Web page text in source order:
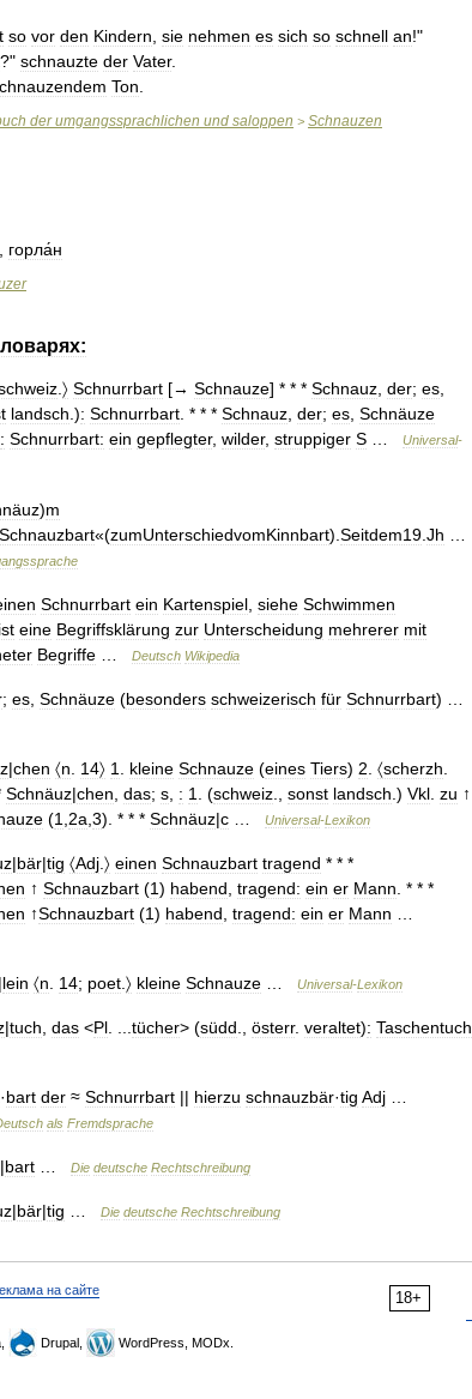
so vor den Kindern sie nehmen es sich so schnell an!"
?" schnauzte der Vater.
Ton
der umgangssprachlichen und saloppen > Schnauzen
горла́н
〉 Schnurrbart [→ Schnauze] * * * Schnauz der; es
landsch .): Schnurrbart . * * * Schnauz der; es Schnäuze
: Schnurrbart: ein gepflegter, wilder, struppiger S Universal-
)m
Schnauzbart«(zumUnterschiedvomKinnbart). Seitdem19 Jh
Schnurrbart ein Kartenspiel siehe Schwimmen
ist eine Begriffsklärung zur Unterscheidung mehrerer mit
Begriffe Deutsch Wikipedia
; es Schnäuze (besonders schweizerisch für Schnurrbart) …
|chen 〈n 14〉 1 kleine Schnauze (eines Tiers) 2 〈scherzh
Schnäuz|chen das; s : 1 . (schweiz sonst landsch .) Vkl zu ↑
(1 2a 3). * * * Schnäuz|c Universal-Lexikon
|bär|tig 〈Adj 〉 einen Schnauzbart tragend * * *
↑ Schnauzbart (1) habend tragend: ein er Mann . * * *
↑Schnauzbart (1) habend tragend: ein er Mann
|lein 〈n 14; poet 〉 kleine Schnauze Universal-Lexikon
|tuch das <Pl tücher> (südd österr. veraltet): Taschentuch
·bart der ≈ Schnurrbart || hierzu schnauzbär·tig Adj
als Fremdsprache
|bart Die deutsche Rechtschreibung
|bär|tig Die deutsche Rechtschreibung
18+
на сайте
Drupal, WordPress, MODx.